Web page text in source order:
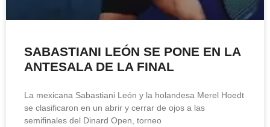
SABASTIANI LEÓN SE PONE EN LA
ANTESALA DE LA FINAL
La mexicana Sabastiani León y la holandesa Merel Hoedt
se clasificaron en un abrir y cerrar de ojos a las
semifinales del Dinard Open, torneo